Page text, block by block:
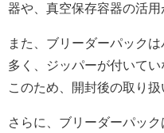
器や、真空保存容器の活用
また、ブリーダーパック
多く、ジッパーが付いてい
このため、開封後の取り
さらに、ブリーダーパッ